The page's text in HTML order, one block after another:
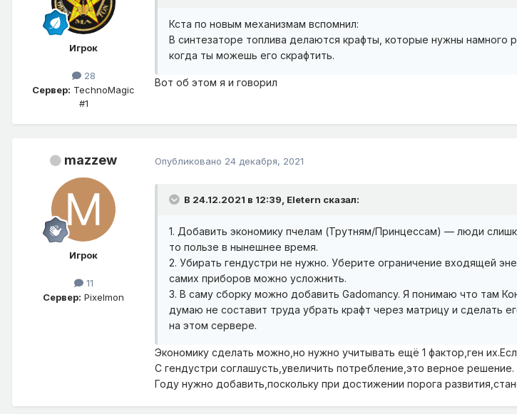
Игрок
28
Сервер: TechnoMagic
#1
Кста по новым механизмам вспомнил:
В синтезаторе топлива делаются крафты, которые нужны намного
когда ты можешь его скрафтить.
Вот об этом я и говорил
mazzew
Игрок
11
Сервер: Pixelmon
Опубликовано 24 декабря, 2021
В 24.12.2021 в 12:39, Eletern сказал:
1. Добавить экономику пчелам (Трутням/Принцессам) — люди
то пользе в нынешнее время.
2. Убирать гендустри не нужно. Уберите ограничение входящей
самих приборов можно усложнить.
3. В саму сборку можно добавить Gadomancy. Я понимаю что там
думаю не составит труда убрать крафт через матрицу и сделать
на этом сервере.
Экономику сделать можно,но нужно учитывать ещё 1 фактор,ген
С гендустри соглашусть,увеличить потребление,это верное решение.
Году нужно добавить,поскольку при достижении порога